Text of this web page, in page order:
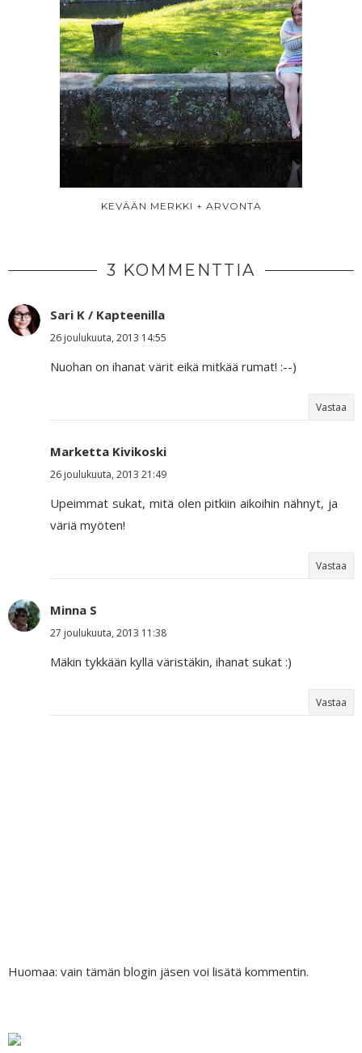
KEVÄÄN MERKKI + ARVONTA
3 KOMMENTTIA
Sari K / Kapteenilla
26 joulukuuta, 2013 14:55
Nuohan on ihanat värit eikä mitkää rumat! :--)
Vastaa
Marketta Kivikoski
26 joulukuuta, 2013 21:49
Upeimmat sukat, mitä olen pitkiin aikoihin nähnyt, ja
väriä myöten!
Vastaa
Minna S
27 joulukuuta, 2013 11:38
Mäkin tykkään kyllä väristäkin, ihanat sukat :)
Vastaa
Huomaa: vain tämän blogin jäsen voi lisätä kommentin.